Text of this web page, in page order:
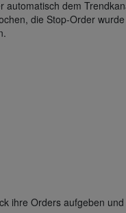
automatisch dem
die Stop-Order wurde
ihre Orders aufgeben